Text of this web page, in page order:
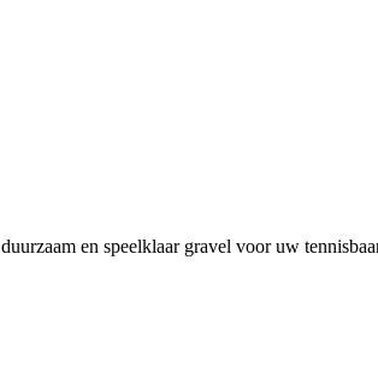
en speelklaar gravel voor uw